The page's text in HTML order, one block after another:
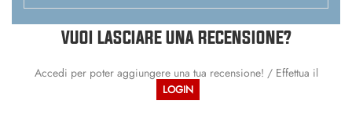
VUOI LASCIARE UNA RECENSIONE?
Accedi per poter aggiungere una tua recensione! / Effettua il
LOGIN